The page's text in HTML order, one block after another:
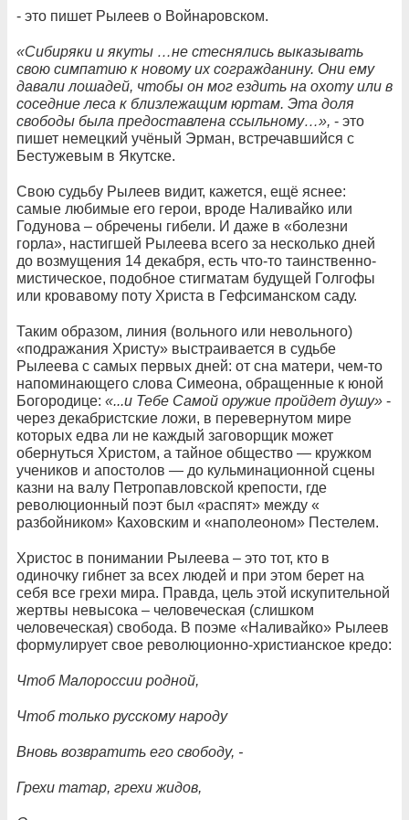
- это пишет Рылеев о Войнаровском.
«Сибиряки и якуты …не стеснялись выказывать
свою симпатию к новому их согражданину. Они ему
давали лошадей, чтобы он мог ездить на охоту или в
соседние леса к близлежащим юртам. Эта доля
свободы была предоставлена ссыльному…», - это
пишет немецкий учёный Эрман, встречавшийся с
Бестужевым в Якутске.
Свою судьбу Рылеев видит, кажется, ещё яснее:
самые любимые его герои, вроде Наливайко или
Годунова – обречены гибели. И даже в «болезни
горла», настигшей Рылеева всего за несколько дней
до возмущения 14 декабря, есть что-то таинственно-
мистическое, подобное стигматам будущей Голгофы
или кровавому поту Христа в Гефсиманском саду.
Таким образом, линия (вольного или невольного)
«подражания Христу» выстраивается в судьбе
Рылеева с самых первых дней: от сна матери, чем-то
напоминающего слова Симеона, обращенные к юной
Богородице: «...и Тебе Самой оружие пройдет душу» -
через декабристские ложи, в перевернутом мире
которых едва ли не каждый заговорщик может
обернуться Христом, а тайное общество — кружком
учеников и апостолов — до кульминационной сцены
казни на валу Петропавловской крепости, где
революционный поэт был «распят» между «
разбойником» Каховским и «наполеоном» Пестелем.
Христос в понимании Рылеева – это тот, кто в
одиночку гибнет за всех людей и при этом берет на
себя все грехи мира. Правда, цель этой искупительной
жертвы невысока – человеческая (слишком
человеческая) свобода. В поэме «Наливайко» Рылеев
формулирует свое революционно-христианское кредо:
Чтоб Малороссии родной,
Чтоб только русскому народу
Вновь возвратить его свободу, -
Грехи татар, грехи жидов,